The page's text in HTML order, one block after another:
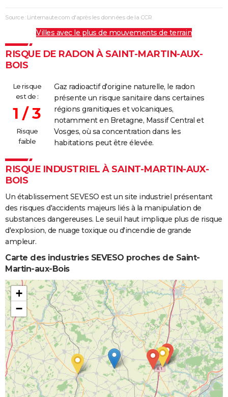
Source : Linternaute.com d'après les données de la CCR
Villes avec le plus de mouvements de terrain
RISQUE DE RADON À SAINT-MARTIN-AUX-
BOIS
Le risque
est de :
1 / 3
Risque
faible
Gaz radioactif d'origine naturelle, le radon
présente un risque sanitaire dans certaines
régions granitiques et volcaniques,
notamment en Bretagne, Massif Central et
Vosges, où sa concentration dans les
habitations peut être élevée.
RISQUE INDUSTRIEL À SAINT-MARTIN-AUX-
BOIS
Un établissement SEVESO est un site industriel présentant
des risques d'accidents majeurs liés à la manipulation de
substances dangereuses. Le seuil haut implique plus de risque
d'explosion, de nuage toxique ou d'incendie de grande
ampleur.
Carte des industries SEVESO proches de Saint-
Martin-aux-Bois
+
−